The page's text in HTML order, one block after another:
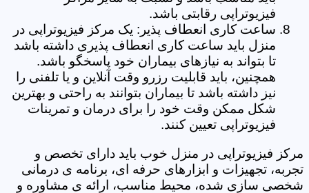
فیزیوتراپی رقابتی باشد.
ساعت کاری انعطاف پذیر: یک مرکز فیزیوتراپی در
منزل باید ساعت کاری انعطاف پذیری داشته باشد
تا بتواند به نیازهای بیماران خود پاسخگو باشد.
همچنین، باید قابلیت رزرو وقت آنلاین و یا تلفنی را
نیز داشته باشد تا بیماران بتوانند به راحتی و بهترین
شکل ممکن وقت خود را برای درمان و تمرینات
فیزیوتراپی تعیین کنند.
مرکز فیزیوتراپی در منزل خوب باید دارای تخصص و
تجربه، تجهیزات و ابزارهای حرفه ای، برنامه ی درمانی
شخصی سازی شده، محیط مناسب، ارائه ی مشاوره و